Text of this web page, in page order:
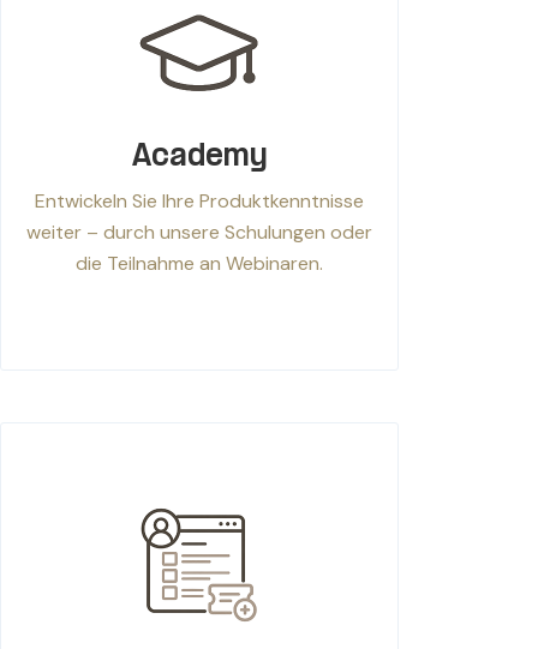
Academy
Entwickeln Sie Ihre Produktkenntnisse
weiter – durch unsere Schulungen oder
die Teilnahme an Webinaren.